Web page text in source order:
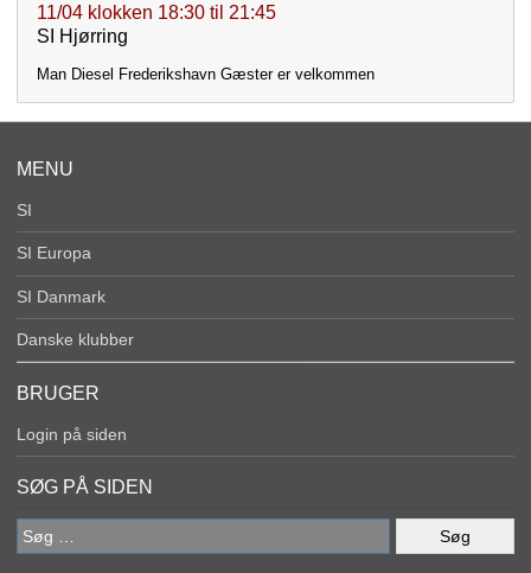
11/04 klokken 18:30 til 21:45
SI Hjørring
Man Diesel Frederikshavn Gæster er velkommen
MENU
SI
SI Europa
SI Danmark
Danske klubber
BRUGER
Login på siden
SØG PÅ SIDEN
Søg
efter: